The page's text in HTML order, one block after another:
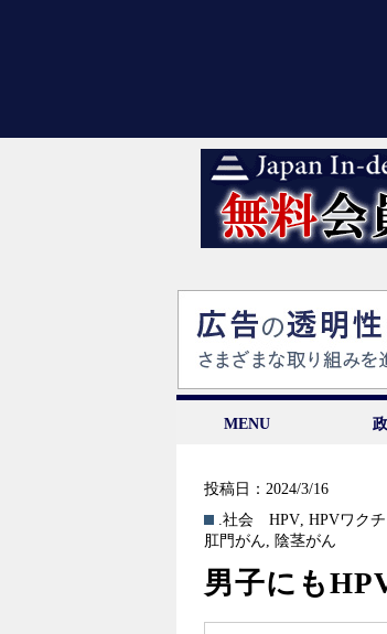
MENU
投稿日：2024/3/16
.社会
HPV,HPVワク
肛門がん, 陰茎がん
男子にも